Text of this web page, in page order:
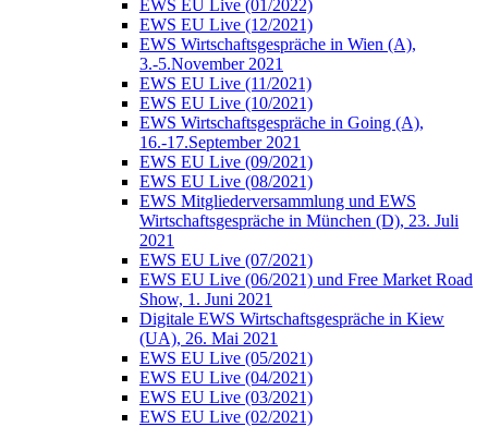
EWS EU Live (01/2022)
EWS EU Live (12/2021)
EWS Wirtschaftsgespräche in Wien (A),
3.-5.November 2021
EWS EU Live (11/2021)
EWS EU Live (10/2021)
EWS Wirtschaftsgespräche in Going (A),
16.-17.September 2021
EWS EU Live (09/2021)
EWS EU Live (08/2021)
EWS Mitgliederversammlung und EWS
Wirtschaftsgespräche in München (D), 23. Juli
2021
EWS EU Live (07/2021)
EWS EU Live (06/2021) und Free Market Road
Show, 1. Juni 2021
Digitale EWS Wirtschaftsgespräche in Kiew
(UA), 26. Mai 2021
EWS EU Live (05/2021)
EWS EU Live (04/2021)
EWS EU Live (03/2021)
EWS EU Live (02/2021)